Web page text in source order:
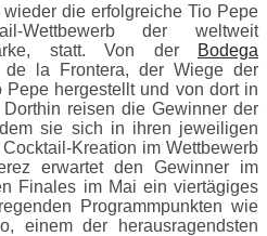
die erfolgreiche Tio Pepe
Wettbewerb der weltweit
statt. Von der
Bodega
la Frontera, der Wiege der
Pepe hergestellt und von dort in
reisen die Gewinner der
sie sich in ihren jeweiligen
Kreation im Wettbewerb
erwartet den Gewinner im
Finales im Mai ein viertägiges
Programmpunkten wie
einem der herausragendsten